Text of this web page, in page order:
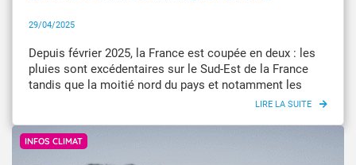
29/04/2025
Depuis février 2025, la France est coupée en deux : les
pluies sont excédentaires sur le Sud-Est de la France
tandis que la moitié nord du pays et notamment les
Hauts-de-France connaît un déficit prolongé de
INFOS CLIMAT
Getty Image